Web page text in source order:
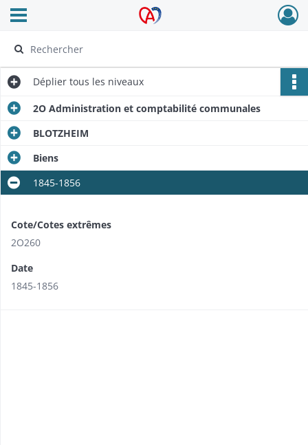
Archives Alsace - Colmar
Ouvrir le menu déroulant
Déplier tous les niveaux
2O Administration et comptabilité communales
BLOTZHEIM
Biens
1845-1856
Cote/Cotes extrêmes
2O260
Date
1845-1856